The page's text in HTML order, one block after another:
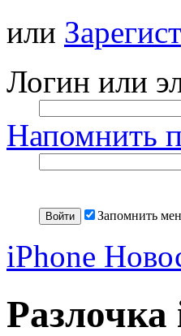
или
Логин или
Напомнить
Запомнить
iPhone
Разлочка